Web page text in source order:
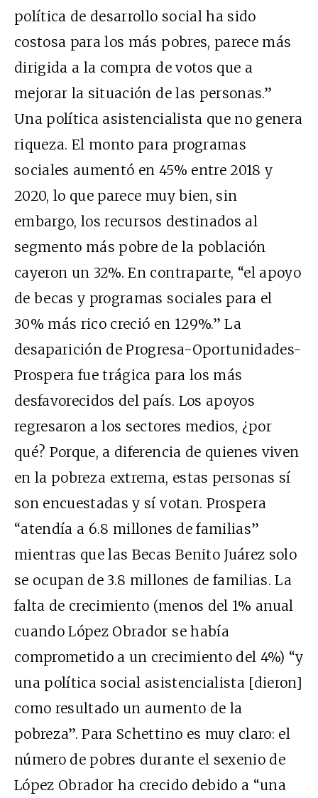
política de desarrollo social ha sido
costosa para los más pobres, parece más
dirigida a la compra de votos que a
mejorar la situación de las personas.”
Una política asistencialista que no genera
riqueza. El monto para programas
sociales aumentó en 45% entre 2018 y
2020, lo que parece muy bien, sin
embargo, los recursos destinados al
segmento más pobre de la población
cayeron un 32%. En contraparte, “el apoyo
de becas y programas sociales para el
30% más rico creció en 129%.” La
desaparición de Progresa-Oportunidades-
Prospera fue trágica para los más
desfavorecidos del país. Los apoyos
regresaron a los sectores medios, ¿por
qué? Porque, a diferencia de quienes viven
en la pobreza extrema, estas personas sí
son encuestadas y sí votan. Prospera
“atendía a 6.8 millones de familias”
mientras que las Becas Benito Juárez solo
se ocupan de 3.8 millones de familias. La
falta de crecimiento (menos del 1% anual
cuando López Obrador se había
comprometido a un crecimiento del 4%) “y
una política social asistencialista [dieron]
como resultado un aumento de la
pobreza”. Para Schettino es muy claro: el
número de pobres durante el sexenio de
López Obrador ha crecido debido a “una